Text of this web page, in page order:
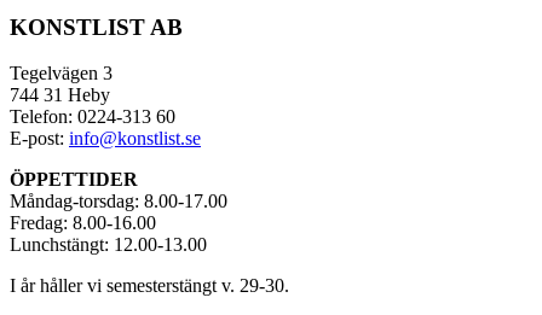
KONSTLIST AB
Tegelvägen 3
744 31 Heby
Telefon: 0224-313 60
E-post: info@konstlist.se
ÖPPETTIDER
Måndag-torsdag: 8.00-17.00
Fredag: 8.00-16.00
Lunchstängt: 12.00-13.00
I år håller vi semesterstängt v. 29-30.